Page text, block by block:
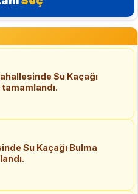
Su Kaçağı
Su Kaçağı Bulma